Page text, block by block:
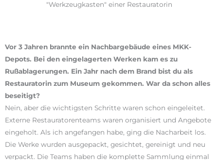
"Werkzeugkasten" einer Restauratorin
Vor 3 Jahren brannte ein Nachbargebäude eines MKK-
Depots. Bei den eingelagerten Werken kam es zu
Rußablagerungen. Ein Jahr nach dem Brand bist du als
Restauratorin zum Museum gekommen. War da schon alles
beseitigt?
Nein, aber die wichtigsten Schritte waren schon eingeleitet.
Externe Restauratorenteams waren organisiert und Angebote
eingeholt. Als ich angefangen habe, ging die Nacharbeit los.
Die Werke wurden ausgepackt, gesichtet, gereinigt und neu
verpackt. Die Teams haben die komplette Sammlung einmal